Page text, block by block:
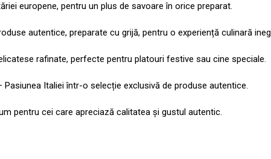
europene, pentru un plus de savoare în orice preparat.
autentice, preparate cu grijă, pentru o experiență culinară
rafinate, perfecte pentru platouri festive sau cine speciale.
Italiei într-o selecție exclusivă de produse autentice.
pentru cei care apreciază calitatea și gustul autentic.